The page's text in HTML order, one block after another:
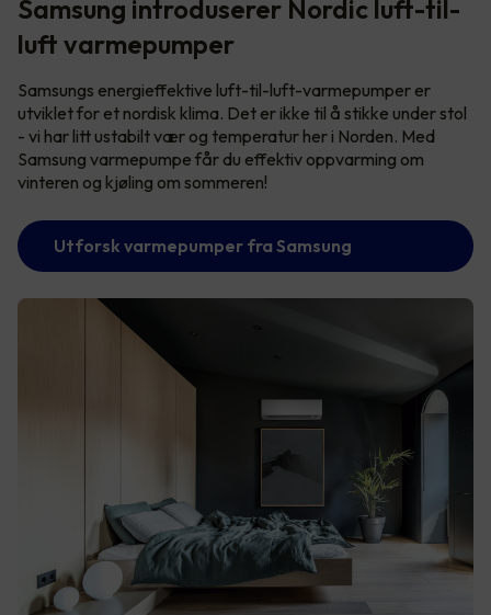
Samsung introduserer Nordic luft-til-
luft varmepumper
Samsungs energieffektive luft-til-luft-varmepumper er
utviklet for et nordisk klima. Det er ikke til å stikke under stol
- vi har litt ustabilt vær og temperatur her i Norden. Med
Samsung varmepumpe får du effektiv oppvarming om
vinteren og kjøling om sommeren!
Utforsk varmepumper fra Samsung